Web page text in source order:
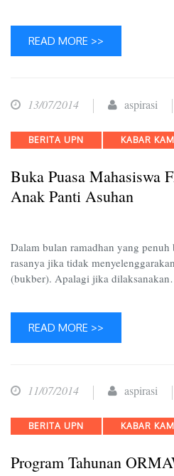
READ MORE >>
13/07/2014 aspirasi
Categories
BERITA UPN KABAR
Buka Puasa Mahasiswa
Anak Panti Asuhan
Dalam bulan ramadhan yang
rasanya jika tidak
(bukber). Apalagi jika
READ MORE >>
11/07/2014 aspirasi
Categories
BERITA UPN KABAR
Program Tahunan